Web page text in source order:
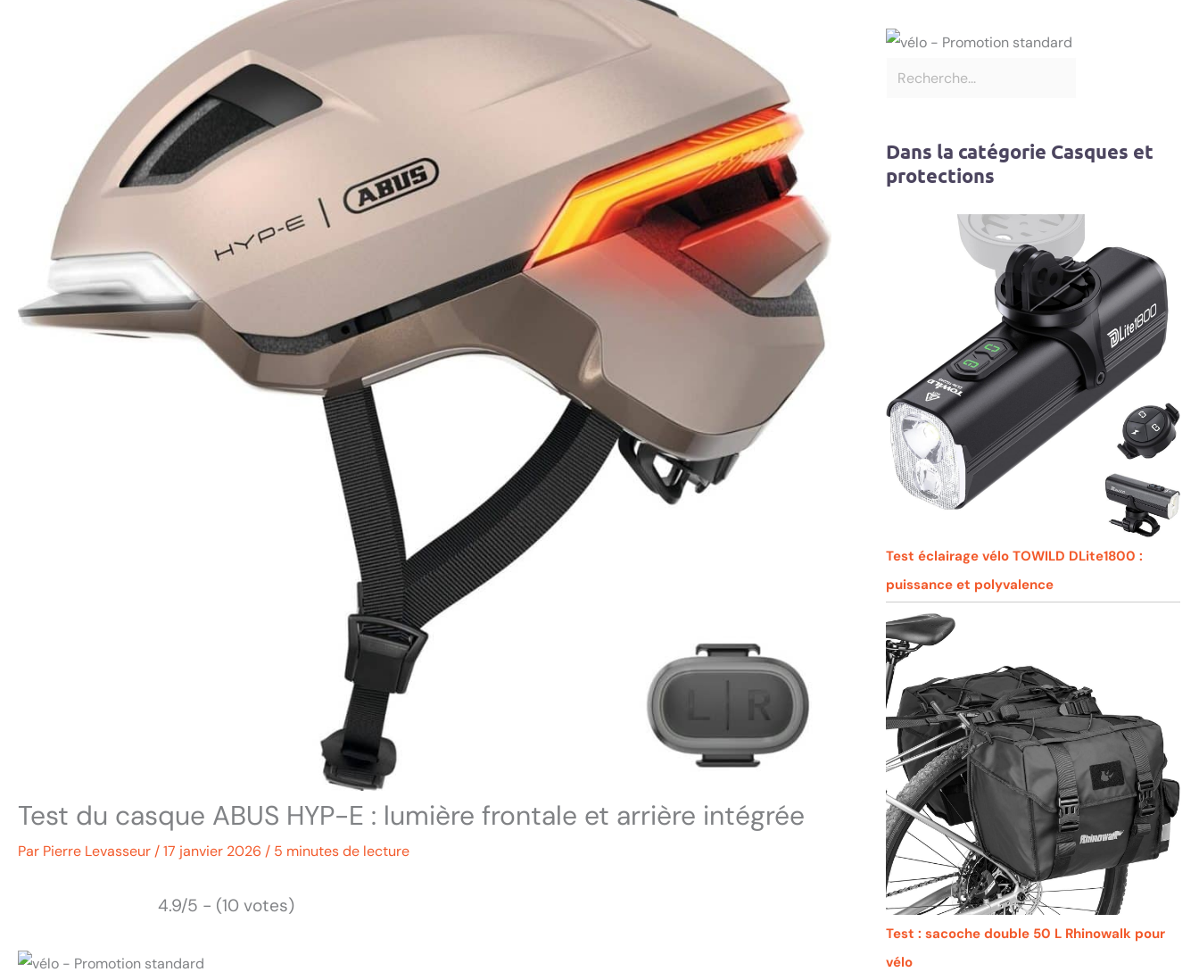
Test du casque ABUS HYP-E : lumière frontale et arrière intégrée
Par Pierre Levasseur /17 janvier 2026 / 5 minutes de lecture
4.9/5 - (10 votes)
Dans la catégorie Casques et
protections
Test éclairage vélo TOWILD DLite1800 :
puissance et polyvalence
Test : sacoche double 50 L Rhinowalk pour
vélo